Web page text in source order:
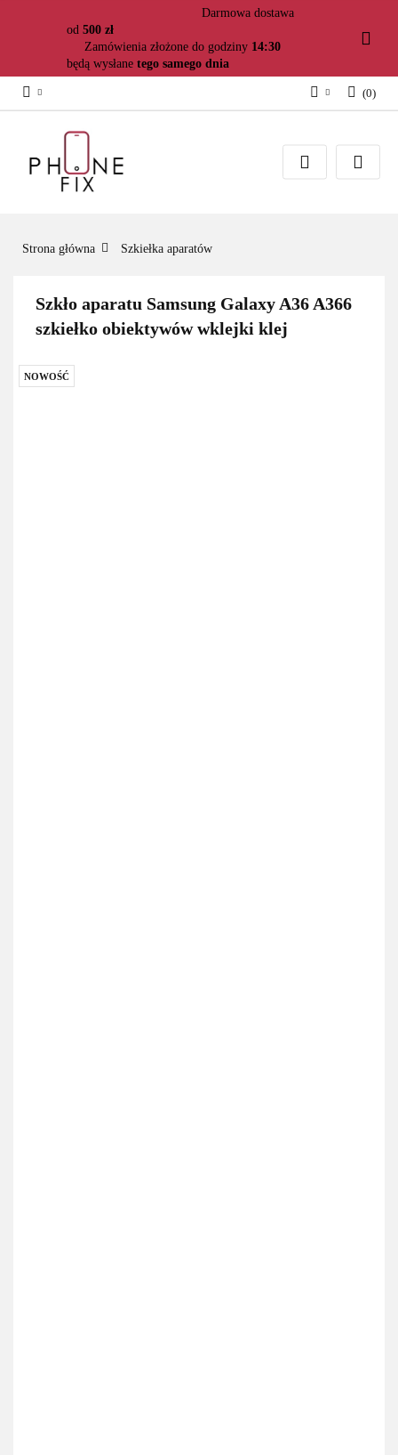
Darmowa dostawa
od 500 zł
Zamówienia złożone do godziny 14:30
będą wysłane tego samego dnia
Załóż konto
(0)
Strona główna Szkiełka aparatów
Szkło aparatu Samsung Galaxy A36 A366
szkiełko obiektywów wklejki klej
NOWOŚĆ